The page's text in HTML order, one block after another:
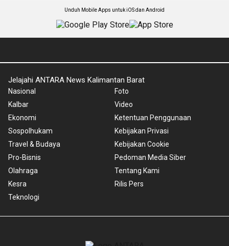
Unduh Mobile Apps untuk iOS dan Android
Jelajahi ANTARA News Kalimantan Barat
Nasional
Kalbar
Ekonomi
Sospolhukam
Travel & Budaya
Pro-Bisnis
Olahraga
Kesra
Teknologi
Foto
Video
Ketentuan Penggunaan
Kebijakan Privasi
Kebijakan Cookie
Pedoman Media Siber
Tentang Kami
Rilis Pers